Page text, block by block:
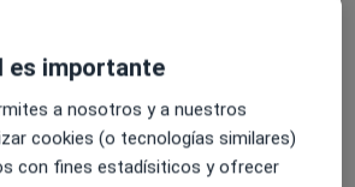
Bilbao 48010
es importante
a nosotros y a nuestros
cookies (o tecnologías similares)
con fines estadísiticos y ofrecer